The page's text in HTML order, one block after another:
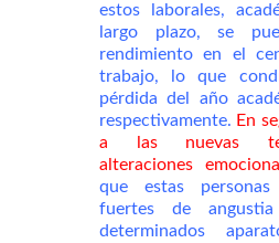
estos laborales,
largo plazo, se
rendimiento en el
trabajo, lo que
pérdida del año
respectivamente. En
a las nuevas
alteraciones
que estas personas
fuertes de
determinados